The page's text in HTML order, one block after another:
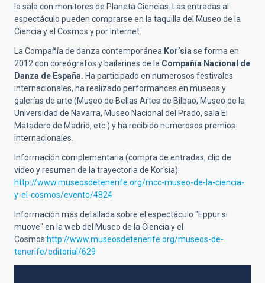
la sala con monitores de Planeta Ciencias. Las entradas al
espectáculo pueden comprarse en la taquilla del Museo de la
Ciencia y el Cosmos y por Internet.
La Compañía de danza contemporánea Kor’sia se forma en
2012 con coreógrafos y bailarines de la Compañía Nacional de
Danza de España. Ha participado en numerosos festivales
internacionales, ha realizado performances en museos y
galerías de arte (Museo de Bellas Artes de Bilbao, Museo de la
Universidad de Navarra, Museo Nacional del Prado, sala El
Matadero de Madrid, etc.) y ha recibido numerosos premios
internacionales.
Información complementaria (compra de entradas, clip de
video y resumen de la trayectoria de Kor'sia):
http://www.museosdetenerife.org/mcc-museo-de-la-ciencia-
y-el-cosmos/evento/4824
Información más detallada sobre el espectáculo "Eppur si
muove" en la web del Museo de la Ciencia y el
Cosmos:http://www.museosdetenerife.org/museos-de-
tenerife/editorial/629